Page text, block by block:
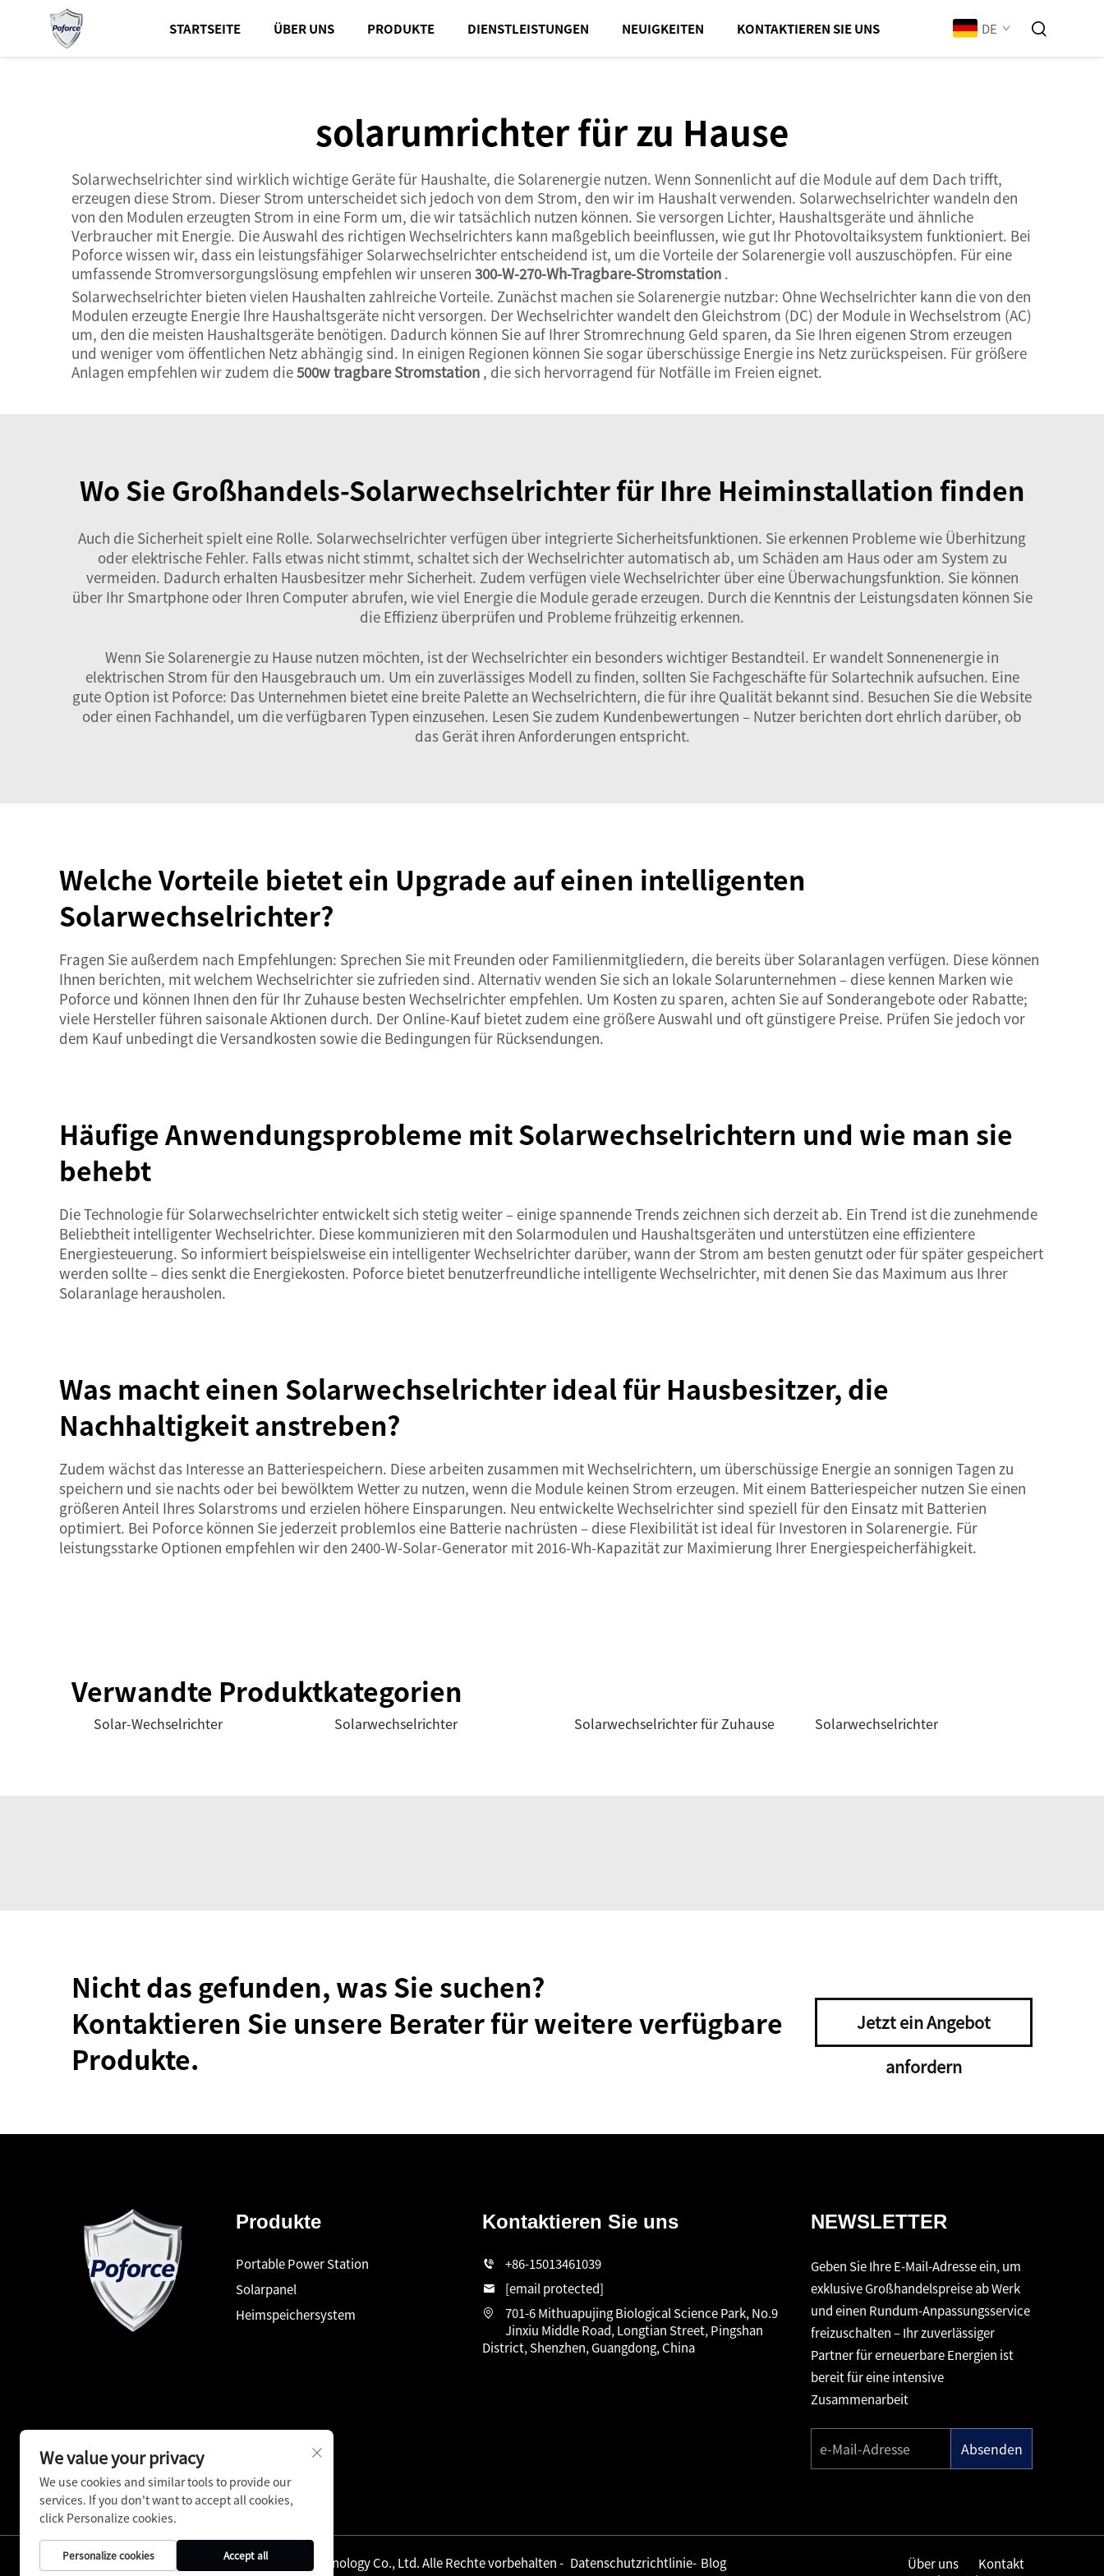
STARTSEITE ÜBER UNS PRODUKTE DIENSTLEISTUNGEN NEUIGKEITEN KONTAKTIEREN SIE UNS DE
solarumrichter für zu Hause
Solarwechselrichter sind wirklich wichtige Geräte für Haushalte, die Solarenergie nutzen. Wenn Sonnenlicht auf die Module auf dem Dach trifft,
erzeugen diese Strom. Dieser Strom unterscheidet sich jedoch von dem Strom, den wir im Haushalt verwenden. Solarwechselrichter wandeln den
von den Modulen erzeugten Strom in eine Form um, die wir tatsächlich nutzen können. Sie versorgen Lichter, Haushaltsgeräte und ähnliche
Verbraucher mit Energie. Die Auswahl des richtigen Wechselrichters kann maßgeblich beeinflussen, wie gut Ihr Photovoltaiksystem funktioniert. Bei
Poforce wissen wir, dass ein leistungsfähiger Solarwechselrichter entscheidend ist, um die Vorteile der Solarenergie voll auszuschöpfen. Für eine
umfassende Stromversorgungslösung empfehlen wir unseren 300-W-270-Wh-Tragbare-Stromstation .
Solarwechselrichter bieten vielen Haushalten zahlreiche Vorteile. Zunächst machen sie Solarenergie nutzbar: Ohne Wechselrichter kann die von den
Modulen erzeugte Energie Ihre Haushaltsgeräte nicht versorgen. Der Wechselrichter wandelt den Gleichstrom (DC) der Module in Wechselstrom (AC)
um, den die meisten Haushaltsgeräte benötigen. Dadurch können Sie auf Ihrer Stromrechnung Geld sparen, da Sie Ihren eigenen Strom erzeugen
und weniger vom öffentlichen Netz abhängig sind. In einigen Regionen können Sie sogar überschüssige Energie ins Netz zurückspeisen. Für größere
Anlagen empfehlen wir zudem die500w tragbare Stromstation , die sich hervorragend für Notfälle im Freien eignet.
Wo Sie Großhandels-Solarwechselrichter für Ihre Heiminstallation finden
Auch die Sicherheit spielt eine Rolle. Solarwechselrichter verfügen über integrierte Sicherheitsfunktionen. Sie erkennen Probleme wie Überhitzung
oder elektrische Fehler. Falls etwas nicht stimmt, schaltet sich der Wechselrichter automatisch ab, um Schäden am Haus oder am System zu
vermeiden. Dadurch erhalten Hausbesitzer mehr Sicherheit. Zudem verfügen viele Wechselrichter über eine Überwachungsfunktion. Sie können
über Ihr Smartphone oder Ihren Computer abrufen, wie viel Energie die Module gerade erzeugen. Durch die Kenntnis der Leistungsdaten können Sie
die Effizienz überprüfen und Probleme frühzeitig erkennen.
Wenn Sie Solarenergie zu Hause nutzen möchten, ist der Wechselrichter ein besonders wichtiger Bestandteil. Er wandelt Sonnenenergie in
elektrischen Strom für den Hausgebrauch um. Um ein zuverlässiges Modell zu finden, sollten Sie Fachgeschäfte für Solartechnik aufsuchen. Eine
gute Option ist Poforce: Das Unternehmen bietet eine breite Palette an Wechselrichtern, die für ihre Qualität bekannt sind. Besuchen Sie die Website
oder einen Fachhandel, um die verfügbaren Typen einzusehen. Lesen Sie zudem Kundenbewertungen – Nutzer berichten dort ehrlich darüber, ob
das Gerät ihren Anforderungen entspricht.
Welche Vorteile bietet ein Upgrade auf einen intelligenten
Solarwechselrichter?
Fragen Sie außerdem nach Empfehlungen: Sprechen Sie mit Freunden oder Familienmitgliedern, die bereits über Solaranlagen verfügen. Diese können
Ihnen berichten, mit welchem Wechselrichter sie zufrieden sind. Alternativ wenden Sie sich an lokale Solarunternehmen – diese kennen Marken wie
Poforce und können Ihnen den für Ihr Zuhause besten Wechselrichter empfehlen. Um Kosten zu sparen, achten Sie auf Sonderangebote oder Rabatte;
viele Hersteller führen saisonale Aktionen durch. Der Online-Kauf bietet zudem eine größere Auswahl und oft günstigere Preise. Prüfen Sie jedoch vor
dem Kauf unbedingt die Versandkosten sowie die Bedingungen für Rücksendungen.
Häufige Anwendungsprobleme mit Solarwechselrichtern und wie man sie
behebt
Die Technologie für Solarwechselrichter entwickelt sich stetig weiter – einige spannende Trends zeichnen sich derzeit ab. Ein Trend ist die zunehmende
Beliebtheit intelligenter Wechselrichter. Diese kommunizieren mit den Solarmodulen und Haushaltsgeräten und unterstützen eine effizientere
Energiesteuerung. So informiert beispielsweise ein intelligenter Wechselrichter darüber, wann der Strom am besten genutzt oder für später gespeichert
werden sollte – dies senkt die Energiekosten. Poforce bietet benutzerfreundliche intelligente Wechselrichter, mit denen Sie das Maximum aus Ihrer
Solaranlage herausholen.
Was macht einen Solarwechselrichter ideal für Hausbesitzer, die
Nachhaltigkeit anstreben?
Zudem wächst das Interesse an Batteriespeichern. Diese arbeiten zusammen mit Wechselrichtern, um überschüssige Energie an sonnigen Tagen zu
speichern und sie nachts oder bei bewölktem Wetter zu nutzen, wenn die Module keinen Strom erzeugen. Mit einem Batteriespeicher nutzen Sie einen
größeren Anteil Ihres Solarstroms und erzielen höhere Einsparungen. Neu entwickelte Wechselrichter sind speziell für den Einsatz mit Batterien
optimiert. Bei Poforce können Sie jederzeit problemlos eine Batterie nachrüsten – diese Flexibilität ist ideal für Investoren in Solarenergie. Für
leistungsstarke Optionen empfehlen wir den 2400-W-Solar-Generator mit 2016-Wh-Kapazitätzur Maximierung Ihrer Energiespeicherfähigkeit.
Verwandte Produktkategorien
Solar-Wechselrichter Solarwechselrichter Solarwechselrichter für Zuhause Solarwechselrichter
Nicht das gefunden, was Sie suchen?
Kontaktieren Sie unsere Berater für weitere verfügbare
Produkte.
Jetzt ein Angebot
anfordern
Produkte
Portable Power Station
Solarpanel
Heimspeichersystem
Kontaktieren Sie uns
+86-15013461039
[email protected]
701-6 Mithuapujing Biological Science Park, No.9
Jinxiu Middle Road, Longtian Street, Pingshan
District, Shenzhen, Guangdong, China
NEWSLETTER
Geben Sie Ihre E-Mail-Adresse ein, um
exklusive Großhandelspreise ab Werk
und einen Rundum-Anpassungsservice
freizuschalten – Ihr zuverlässiger
Partner für erneuerbare Energien ist
bereit für eine intensive
Zusammenarbeit
Absenden
Copyright © Shenzhen Pinfang Chuangfu Technology Co., Ltd. Alle Rechte vorbehalten - Datenschutzrichtlinie- Blog Über uns
Kontakt
We value your privacy
We use cookies and similar tools to provide our
services. If you don't want to accept all cookies,
click Personalize cookies.
Personalize cookies Accept all